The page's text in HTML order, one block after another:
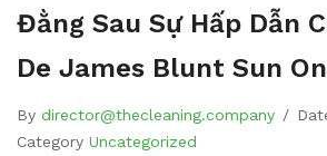
Đằng Sau Sự Hấp Dẫn
De James Blunt Sun
By director@thecleaning.company /
Category Uncategorized